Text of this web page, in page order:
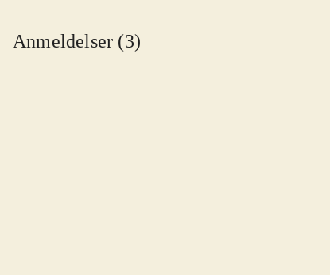
Anmeldelser (3)